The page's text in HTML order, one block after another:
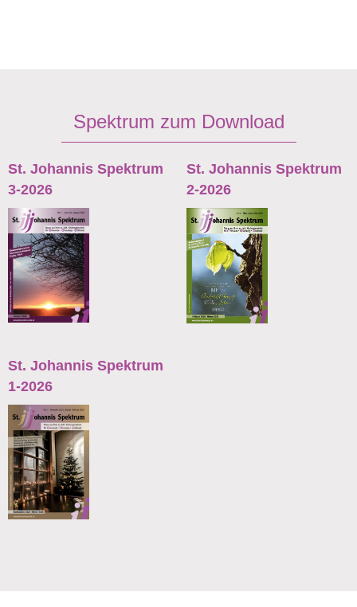
Spektrum zum Download
St. Johannis Spektrum
3-2026
St. Johannis Spektrum
2-2026
St. Johannis Spektrum
1-2026